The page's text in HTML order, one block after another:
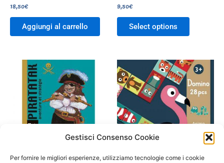
Gestisci Consenso Cookie
Per fornire le migliori esperienze, utilizziamo tecnologie come i cookie
18,50€
Aggiungi al carrello
9,50€
Select options